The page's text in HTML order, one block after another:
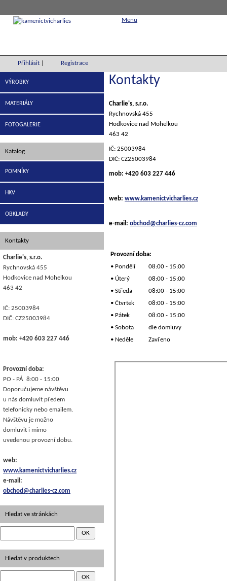
Menu
Přihlásit Registrace
Kontakty
Charlie's, s.r.o.
Rychnovská 455
Hodkovice nad Mohelkou
463 42
IČ: 25003984
DIČ: CZ25003984
mob: +420 603 227 446
web: www.kamenictvicharlies.cz
e-mail: obchod@charlies-cz.com
Provozní doba:
• Pondělí
08:00 - 15:00
• Úterý
08:00 - 15:00
• Středa
08:00 - 15:00
• Čtvrtek
08:00 - 15:00
• Pátek
08:00 - 15:00
• Sobota
dle domluvy
• Neděle
Zavřeno
VÝROBKY
MATERIÁLY
FOTOGALERIE
Katalog
POMNÍKY
HKV
OBKLADY
Kontakty
Charlie's, s.r.o.
Rychnovská 455
Hodkovice nad Mohelkou
463 42
IČ: 25003984
DIČ: CZ25003984
mob: +420 603 227 446
Provozní doba:
PO - PÁ 8:00 - 15:00
Doporučujeme návštěvu
u nás domluvit předem
telefonicky nebo emailem.
Návštěvu je možno
domluvit i mimo
uvedenou provozní dobu.
web:
www.kamenictvicharlies.cz
e-mail:
obchod@charlies-cz.com
Hledat ve stránkách
Hledat v produktech